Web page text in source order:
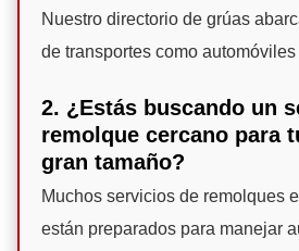
Nuestro directorio de grúas
de transportes como automóviles
2. ¿Estás buscando un
remolque cercano para
gran tamaño?
Muchos servicios de remolques
están preparados para manejar